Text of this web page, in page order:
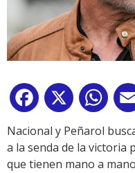
Facebook
X
Nacional y Peñarol
a la senda de la victoria
que tienen mano a